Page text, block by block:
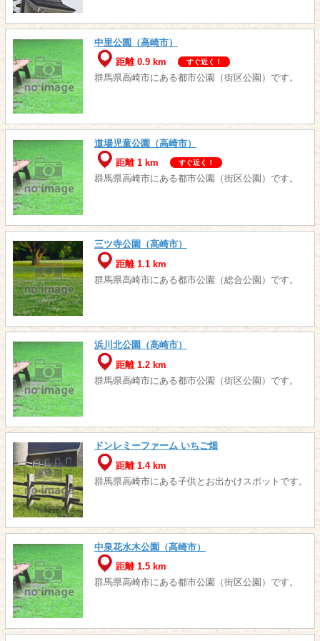
中里公園（高崎市）
距離 0.9 km
すぐ近く！
群馬県高崎市にある都市公園（街区公園）です。
道場児童公園（高崎市）
距離 1 km
すぐ近く！
群馬県高崎市にある都市公園（街区公園）です。
三ツ寺公園（高崎市）
距離 1.1 km
群馬県高崎市にある都市公園（総合公園）です。
浜川北公園（高崎市）
距離 1.2 km
群馬県高崎市にある都市公園（街区公園）です。
ドンレミーファーム いちご畑
距離 1.4 km
群馬県高崎市にある子供とお出かけスポットです。
中泉花水木公園（高崎市）
距離 1.5 km
群馬県高崎市にある都市公園（街区公園）です。